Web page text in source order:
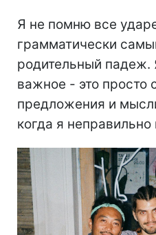
Я не помню все
грамматически
родительный падеж.
важное - это просто
предложения и
когда я неправильно